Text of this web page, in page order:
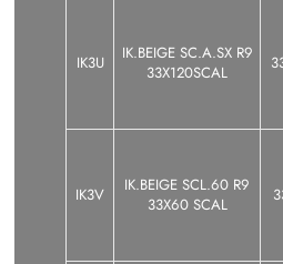
IK3U
IK.BEIGE SC.A.SX R9
33X120SCAL
IK3V
IK.BEIGE SCL.60 R9
33X60 SCAL